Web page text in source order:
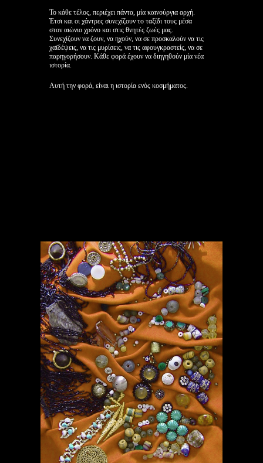
Το κάθε τέλος, περιέχει πάντα, μία καινούργια αρχή.
Έτσι και οι χάντρες συνεχίζουν το ταξίδι τους μέσα
στον αιώνιο χρόνο και στις θνητές ζωές μας.
Συνεχίζουν να ζουν, να ηχούν, να σε προσκαλούν να τις
χαϊδέψεις, να τις μυρίσεις, να τις αφουγκραστείς, να σε
παρηγορήσουν. Κάθε φορά έχουν να διηγηθούν μία νέα
ιστορία.
Αυτή την φορά, είναι η ιστορία ενός κοσμήματος.